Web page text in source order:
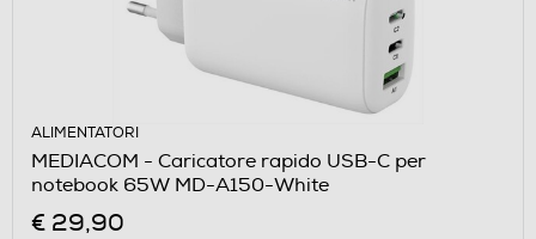
ALIMENTATORI
MEDIACOM - Caricatore rapido USB-C per
notebook 65W MD-A150-White
€ 29,90